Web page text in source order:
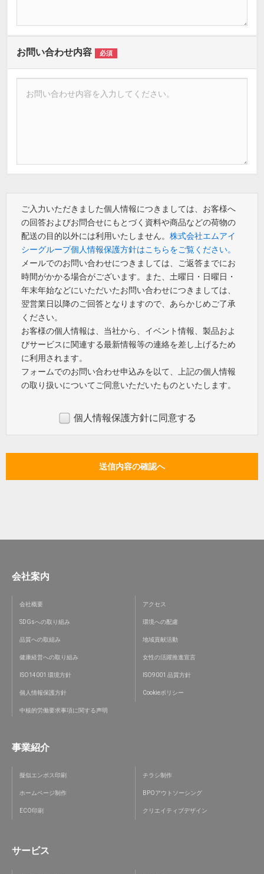
お問い合わせ内容 必須
ご入力いただきました個人情報につきましては、お客様へ
の回答およびお問合せにもとづく資料や商品などの荷物の
配送の目的以外には利用いたしません。 株式会社エムアイ
シーグループ個人情報保護方針はこちらをご覧ください。
メールでのお問い合わせにつきましては、ご返答までにお
時間がかかる場合がございます。また、土曜日・日曜日・
年末年始などにいただいたお問い合わせにつきましては、
翌営業日以降のご回答となりますので、あらかじめご了承
ください。
お客様の個人情報は、当社から、イベント情報、製品およ
びサービスに関連する最新情報等の連絡を差し上げるため
に利用されます。
フォームでのお問い合わせ申込みを以て、上記の個人情報
の取り扱いについてご同意いただいたものといたします。
個人情報保護方針に同意する
会社案内
会社概要 アクセス
SDGsへの取り組み 環境への配慮
品質への取組み 地域貢献活動
健康経営への取り組み 女性の活躍推進宣言
ISO14001 環境方針 ISO9001 品質方針
個人情報保護方針 Cookieポリシー
中核的労働要求事項に関する声明
事業紹介
擬似エンボス印刷 チラシ制作
ホームページ制作 BPOアウトソーシング
ECO印刷 クリエイティブデザイン
サービス